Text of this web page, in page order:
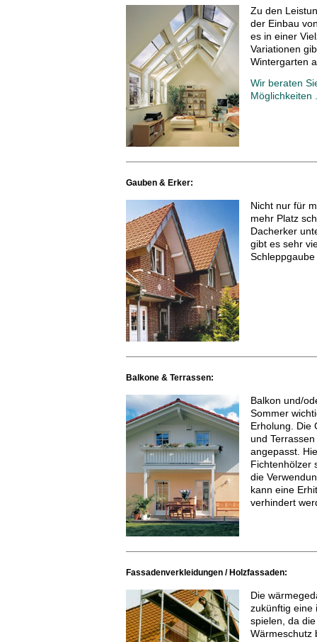
Zu den
der Einbau
es in einer
Variationen
Wintergarten
Wir beraten
Möglichkeiten
Gauben & Erker:
Nicht nur für
mehr Platz
Dacherker
gibt es sehr
Balkone & Terrassen:
Balkon und/
Sommer
Erholung. Die
und
angepasst.
Fichtenhölzer
die
kann eine
verhindert
Fassadenverkleidungen / Holzfassaden:
Die
zukünftig eine
spielen, da
Wärmeschutz